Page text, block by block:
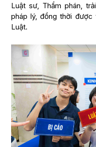
Luật sư, Thẩm phán,
pháp lý, đồng thời
Luật.